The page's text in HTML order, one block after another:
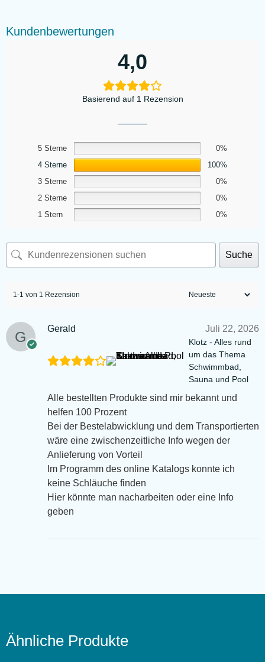
Kundenbewertungen
4,0
Basierend auf 1 Rezension
5 Sterne
0%
4 Sterne
100%
3 Sterne
0%
2 Sterne
0%
1 Stern
0%
Suche
1-1 von 1 Rezension
Gerald Juli 22, 2026
Klotz - Alles rund
um das Thema
Schwimmbad,
Sauna und Pool
Alle bestellten Produkte sind mir bekannt und
helfen 100 Prozent
Bei der Bestelabwicklung und dem Transportierten
wäre eine zwischenzeitliche Info wegen der
Anlieferung von Vorteil
Im Programm des online Katalogs konnte ich
keine Schläuche finden
Hier könnte man nacharbeiten oder eine Info
geben
Ähnliche Produkte